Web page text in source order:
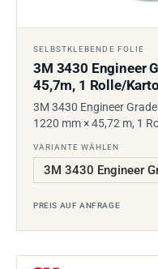
SELBSTKLEBENDE FOLIE
3M 3430 Engineer
45,7m, 1 Rolle/
3M 3430 Engineer
1220 mm × 45,72 m, 1
VARIANTE WÄHLEN
PREIS AUF ANFRAGE